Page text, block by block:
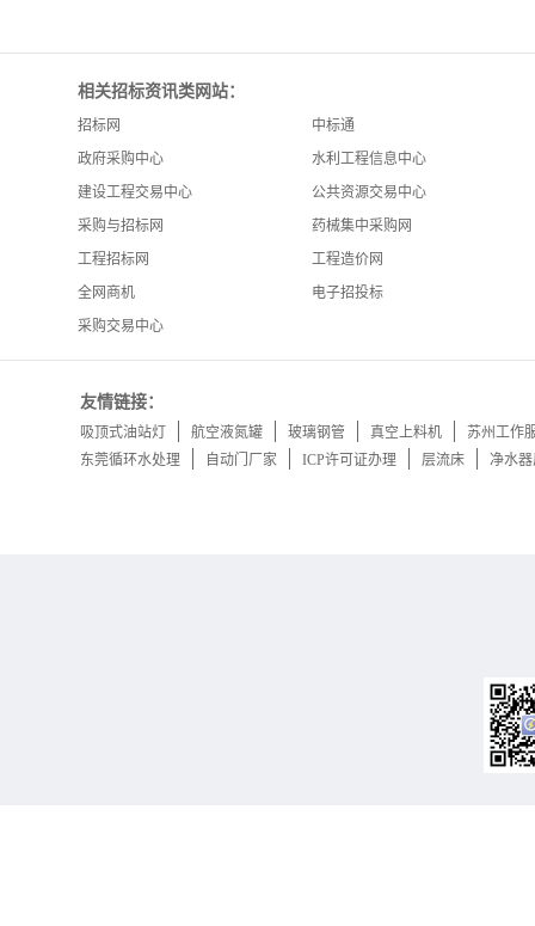
相关招标资讯类网站：
招标网
中标通
政府采购中心
水利工程信息中心
建设工程交易中心
公共资源交易中心
采购与招标网
药械集中采购网
工程招标网
工程造价网
全网商机
电子招投标
采购交易中心
友情链接：
吸顶式油站灯 航空液氮罐 玻璃钢管 真空上料机
苏州工作
东莞循环水处理
自动门厂家 ICP许可证办理 层流床 净水